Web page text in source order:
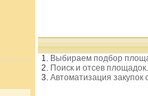
Выбираем подбор
Поиск и отсев площадок.
Автоматизация закупок